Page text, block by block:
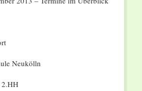
Neukölln
2.HH